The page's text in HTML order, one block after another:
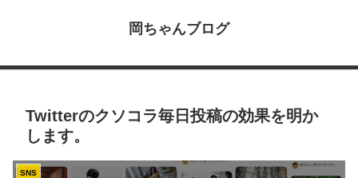
岡ちゃんブログ
Twitterのクソコラ毎日投稿の効果を明か
します。
SNS